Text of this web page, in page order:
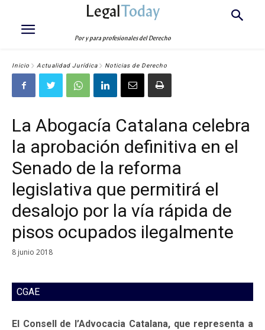
LegalToday
Por y para profesionales del Derecho
Inicio Actualidad Jurídica Noticias de Derecho
La Abogacía Catalana celebra
la aprobación definitiva en el
Senado de la reforma
legislativa que permitirá el
desalojo por la vía rápida de
pisos ocupados ilegalmente
8 junio 2018
CGAE
El Consell de l’Advocacia Catalana, que representa a